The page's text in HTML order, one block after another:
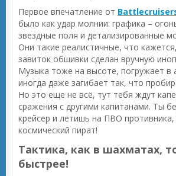
Первое впечатление от
было как удар молнии: графика –
звездные поля и детализированные
Они такие реалистичные, что
завиток обшивки сделан вручную
Музыка тоже на высоте, погружает в
иногда даже загибает так, что
Но это еще не всё, тут тебя ждут
сражения с другими капитанами. Ты
крейсер и летишь на ПВО противника,
космический пират!
Тактика, как в шахматах,
быстрее!